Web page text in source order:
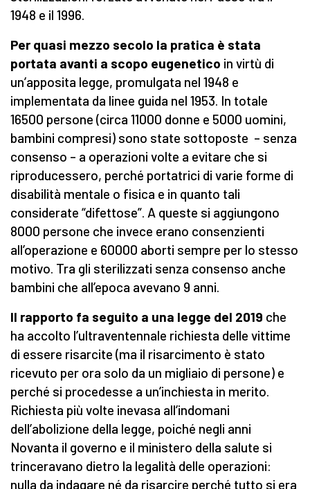
1948 e il 1996.
Per quasi mezzo secolo la pratica è stata
portata avanti a scopo eugenetico in virtù di
un’apposita legge, promulgata nel 1948 e
implementata da linee guida nel 1953. In totale
16500 persone (circa 11000 donne e 5000 uomini,
bambini compresi) sono state sottoposte – senza
consenso – a operazioni volte a evitare che si
riproducessero, perché portatrici di varie forme di
disabilità mentale o fisica e in quanto tali
considerate “difettose”. A queste si aggiungono
8000 persone che invece erano consenzienti
all’operazione e 60000 aborti sempre per lo stesso
motivo. Tra gli sterilizzati senza consenso anche
bambini che all’epoca avevano 9 anni.
Il rapporto fa seguito a una legge del 2019 che
ha accolto l’ultraventennale richiesta delle vittime
di essere risarcite (ma il risarcimento è stato
ricevuto per ora solo da un migliaio di persone) e
perché si procedesse a un’inchiesta in merito.
Richiesta più volte inevasa all’indomani
dell’abolizione della legge, poiché negli anni
Novanta il governo e il ministero della salute si
trinceravano dietro la legalità delle operazioni:
nulla da indagare né da risarcire perché tutto si era